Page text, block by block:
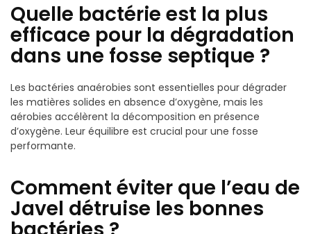
Quelle bactérie est la plus
efficace pour la dégradation
dans une fosse septique ?
Les bactéries anaérobies sont essentielles pour dégrader
les matières solides en absence d’oxygène, mais les
aérobies accélèrent la décomposition en présence
d’oxygène. Leur équilibre est crucial pour une fosse
performante.
Comment éviter que l’eau de
Javel détruise les bonnes